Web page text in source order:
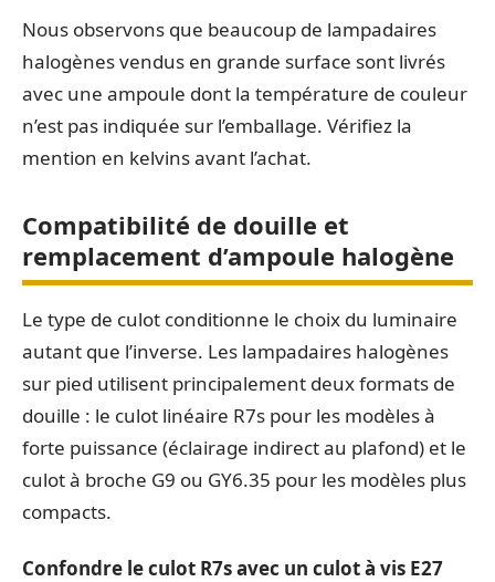
Nous observons que beaucoup de lampadaires
halogènes vendus en grande surface sont livrés
avec une ampoule dont la température de couleur
n’est pas indiquée sur l’emballage. Vérifiez la
mention en kelvins avant l’achat.
Compatibilité de douille et
remplacement d’ampoule halogène
Le type de culot conditionne le choix du luminaire
autant que l’inverse. Les lampadaires halogènes
sur pied utilisent principalement deux formats de
douille : le culot linéaire R7s pour les modèles à
forte puissance (éclairage indirect au plafond) et le
culot à broche G9 ou GY6.35 pour les modèles plus
compacts.
Confondre le culot R7s avec un culot à vis E27